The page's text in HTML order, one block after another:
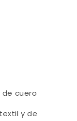
cuero
y de